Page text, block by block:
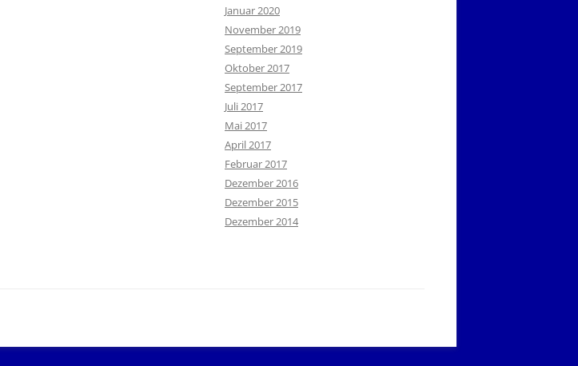
Januar 2020
November 2019
September 2019
Oktober 2017
September 2017
Juli 2017
Mai 2017
April 2017
Februar 2017
Dezember 2016
Dezember 2015
Dezember 2014